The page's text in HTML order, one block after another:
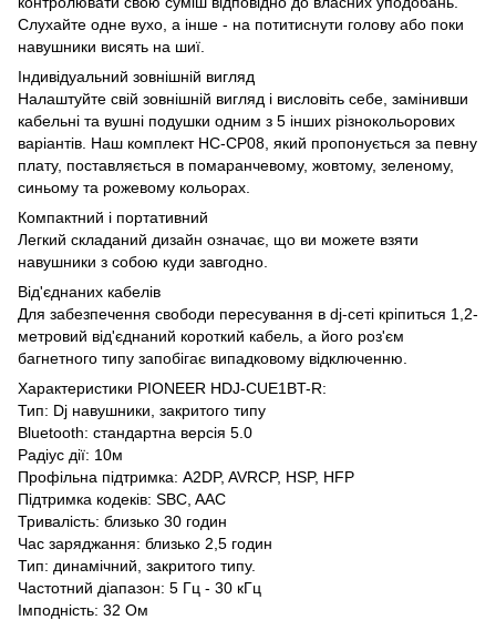
Слухайте одне вухо, а інше - на потитиснути голову або поки
навушники висять на шиї.
Індивідуальний зовнішній вигляд
Налаштуйте свій зовнішній вигляд і висловіть себе, замінивши
кабельні та вушні подушки одним з 5 інших різнокольорових
варіантів. Наш комплект HC-CP08, який пропонується за певну
плату, поставляється в помаранчевому, жовтому, зеленому,
синьому та рожевому кольорах.
Компактний і портативний
Легкий складаний дизайн означає, що ви можете взяти
навушники з собою куди завгодно.
Від'єднаних кабелів
Для забезпечення свободи пересування в dj-сеті кріпиться 1,2-
метровий від'єднаний короткий кабель, а його роз'єм
багнетного типу запобігає випадковому відключенню.
Характеристики PIONEER HDJ-CUE1BT-R:
Тип: Dj навушники, закритого типу
Bluetooth: стандартна версія 5.0
Радіус дії: 10м
Профільна підтримка: A2DP, AVRCP, HSP, HFP
Підтримка кодеків: SBC, AAC
Тривалість: близько 30 годин
Час заряджання: близько 2,5 годин
Тип: динамічний, закритого типу.
Частотний діапазон: 5 Гц - 30 кГц
Імподність: 32 Ом